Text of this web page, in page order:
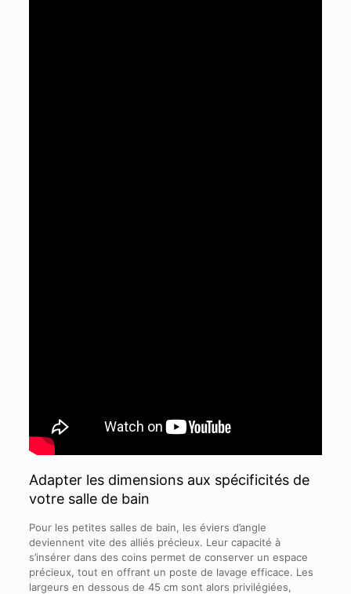
Adapter les dimensions aux spécificités de
votre salle de bain
Pour les petites salles de bain, les éviers d’angle
deviennent vite des alliés précieux. Leur capacité à
s’insérer dans des coins permet de conserver un espace
précieux, tout en offrant un poste de lavage efficace. Les
largeurs en dessous de 45 cm sont alors privilégiées,